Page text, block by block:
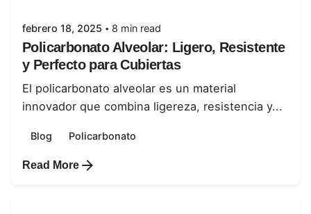
febrero 18, 2025 8 min read
Policarbonato Alveolar: Ligero, Resistente
y Perfecto para Cubiertas
El policarbonato alveolar es un material
innovador que combina ligereza, resistencia y...
Blog Policarbonato
Read More